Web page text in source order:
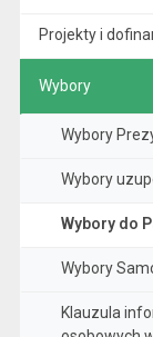
Projekty i
Wybory
Wybory
Wybory
Wybory do
Wybory
Klauzula